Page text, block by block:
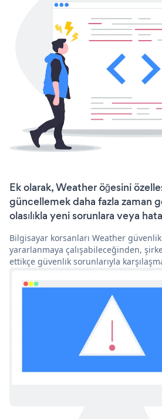
Ek olarak, Weather öğesini
güncellemek daha fazla zaman
olasılıkla yeni sorunlara veya
Bilgisayar korsanları Weather güvenlik
yararlanmaya çalışabileceğinden,
ettikçe güvenlik sorunlarıyla